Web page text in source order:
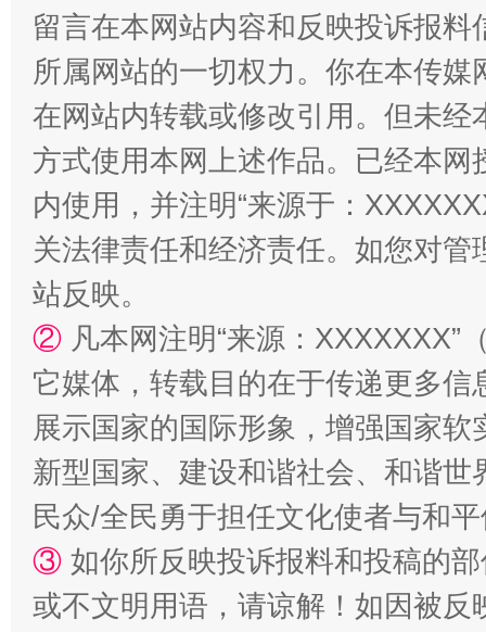
站台名比不上好声名
漫山遍野的桃花与雪山、麦地、白藏房 除
留言在本网站内容和反映投诉报
所属网站的一切权力。你在本传
在网站内转载或修改引用。但未
方式使用本网上述作品。已经本
内使用，并注明“来源于：
关法律责任和经济责任。如您对
站反映。
② 凡本网注明“来源：
它媒体，转载目的在于传递更多
展示国家的国际形象，增强国家
新型国家、建设和谐社会、和谐
民众/全民勇于担任文化使者与和
③ 如你所反映投诉报料和投稿的
或不文明用语，请谅解！如因被